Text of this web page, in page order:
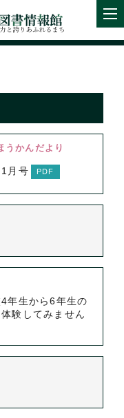
うかんだより
月号
年生から6年生の
験してみません